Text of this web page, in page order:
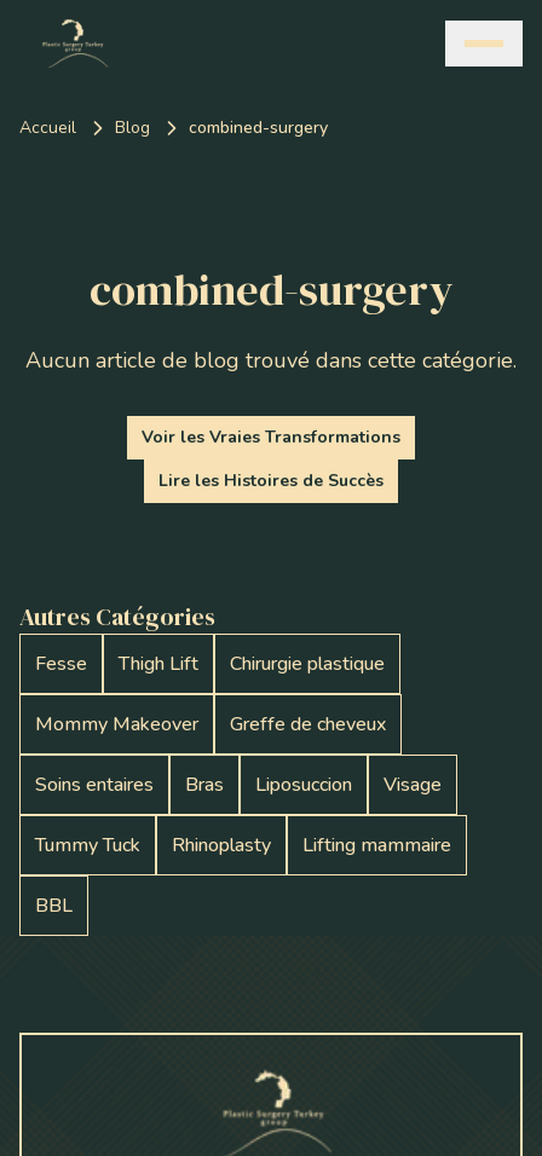
Accueil Blog combined-surgery
combined-surgery
Aucun article de blog trouvé dans cette catégorie.
Voir les Vraies Transformations
Lire les Histoires de Succès
Autres Catégories
Fesse Thigh Lift Chirurgie plastique
Mommy Makeover Greffe de cheveux
Soins entaires Bras Liposuccion Visage
Tummy Tuck Rhinoplasty Lifting mammaire
BBL